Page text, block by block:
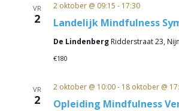
VR
2 Landelijk Mindfulness
2 oktober @ 09:15 - 17:30
De Lindenberg Ridderstraat 23,
€180
VR
2
Opleiding Mindfulness
2 oktober @ 10:00- 18 oktober @